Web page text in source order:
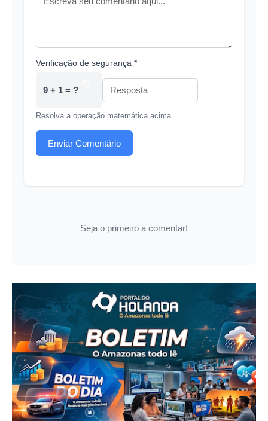
Verificação de segurança *
9 + 1 = ?
Resolva a operação matemática acima
Enviar Comentário
Seja o primeiro a comentar!